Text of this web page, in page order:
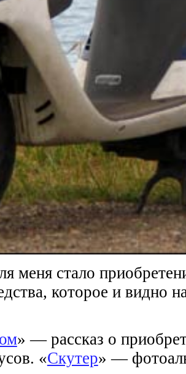
меня стало
которое и видно
» — рассказ о
«Скутер» —